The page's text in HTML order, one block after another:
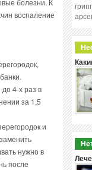
болезни. К
воспаление
4-х раз в
за 1,5
и
нужно в
после